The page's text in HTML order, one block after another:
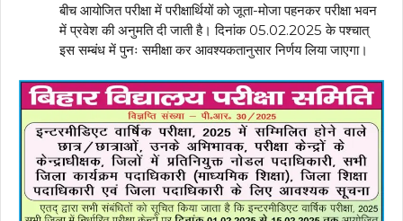
बीच आयोजित परीक्षा में परीक्षार्थियों को जूता-मोजा पहनकर परीक्षा भवन
में प्रवेश की अनुमति दी जाती है। दिनांक 05.02.2025 के पश्चात्
इस सम्बंध में पुनः समीक्षा कर आवश्यकतानुसार निर्णय लिया जाएगा।